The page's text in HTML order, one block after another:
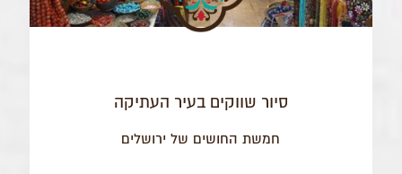
סיור שווקים בעיר העתיקה
חמשת החושים של ירושלים